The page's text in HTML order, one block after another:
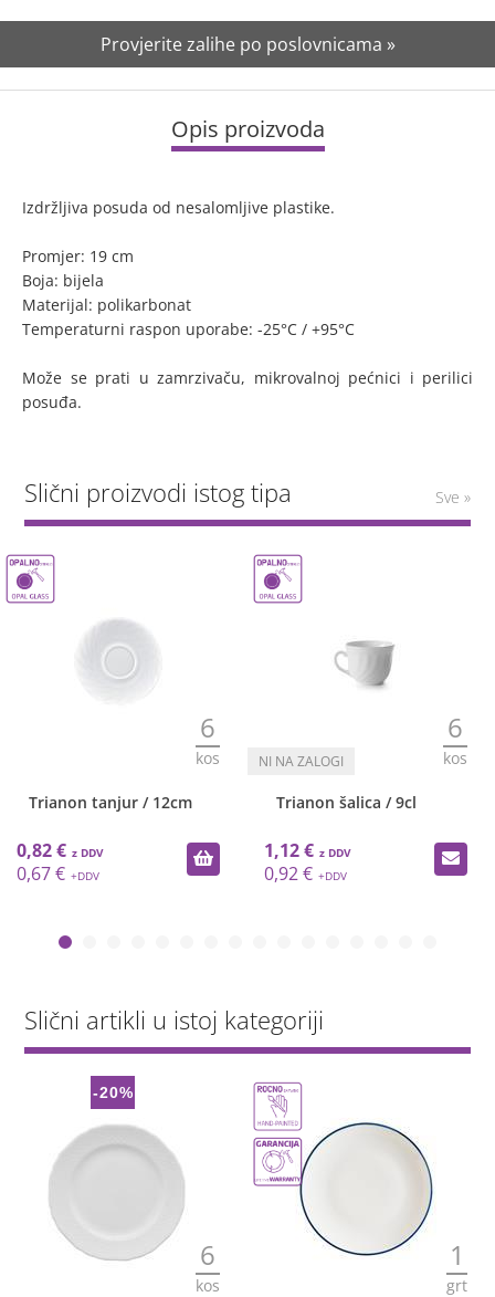
Provjerite zalihe po poslovnicama »
Opis proizvoda
Izdržljiva posuda od nesalomljive plastike.
Promjer: 19 cm
Boja: bijela
Materijal: polikarbonat
Temperaturni raspon uporabe: -25°C / +95°C
Može se prati u zamrzivaču, mikrovalnoj pećnici i perilici
posuđa.
Slični proizvodi istog tipa Sve »
6
kos
Trianon tanjur / 12cm
0,82 €
0,67 €
6
kos
Trianon šalica / 9cl
1,12 €
0,92 €
Slični artikli u istoj kategoriji
-20%
6
kos
1
grt